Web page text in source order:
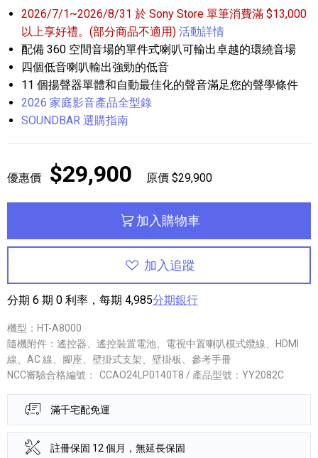
2026/7/1~2026/8/31 於 Sony Store 單筆消費滿 $13,000
以上享好禮。(部分商品不適用) 活動詳情
配備 360 空間音場的單件式喇叭可輸出卓越的環繞音場
四個低音喇叭輸出強勁的低音
11 個揚聲器單體和自動最佳化的聲音滿足您的聲學條件
2026 家庭影音產品全型錄
SOUNDBAR 選購指南
優惠價 $29,900 原價 $29,900
加入購物車
加入追蹤
分期 6 期 0 利率，每期 4,985分期銀行
機型：HT-A8000
隨機附件：遙控器、遙控裝置電池、電視中置喇叭模式纜線、HDMI
線、AC 線、腳座、壁掛式支架、壁掛板、參考手冊
NCC審驗合格編號：
CCAO24LP0140T8 / 產品型號：YY2082C
滿千宅配免運
註冊保固 12 個月，無延長保固